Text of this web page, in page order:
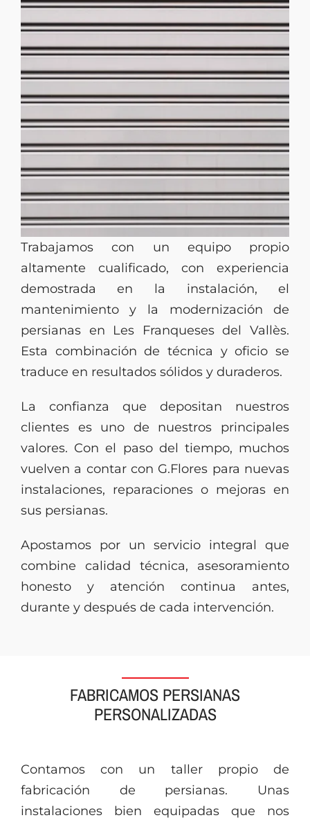
Trabajamos con un equipo propio
altamente cualificado, con experiencia
demostrada en la instalación, el
mantenimiento y la modernización de
persianas en Les Franqueses del Vallès.
Esta combinación de técnica y oficio se
traduce en resultados sólidos y duraderos.
La confianza que depositan nuestros
clientes es uno de nuestros principales
valores. Con el paso del tiempo, muchos
vuelven a contar con G.Flores para nuevas
instalaciones, reparaciones o mejoras en
sus persianas.
Apostamos por un servicio integral que
combine calidad técnica, asesoramiento
honesto y atención continua antes,
durante y después de cada intervención.
FABRICAMOS PERSIANAS
PERSONALIZADAS
Contamos con un taller propio de
fabricación de persianas. Unas
instalaciones bien equipadas que nos